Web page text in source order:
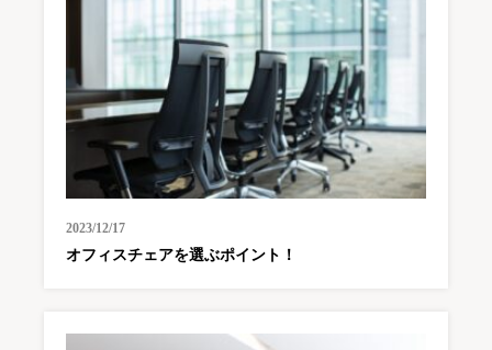
2023/12/17
オフィスチェアを選ぶポイント！